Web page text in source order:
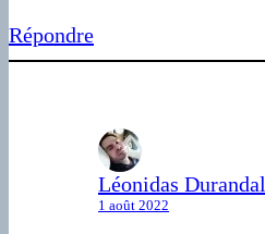
Répondre
Léonidas Durandal
1 août 2022